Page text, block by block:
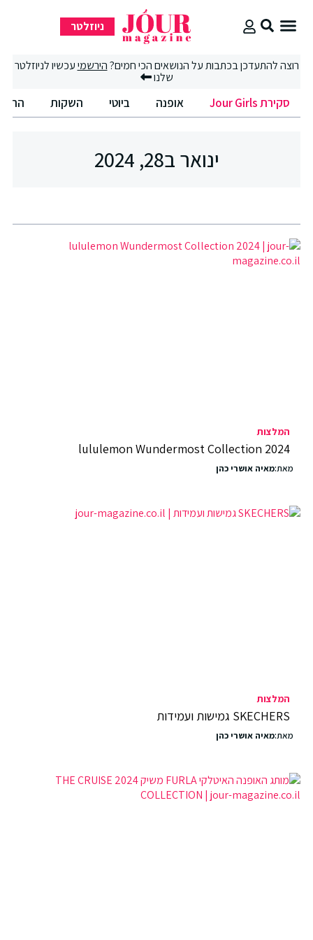
ניוזלטר
רוצה להתעדכן בכתבות על הנושאים הכי חמים?הירשמיעכשיו לניוזלטר
שלנו
סקירת Jour Girls אופנה ביוטי השקות
ינואר ב28, 2024
המלצות
lululemon Wundermost Collection 2024
מאת:מאיה אושרי כהן
המלצות
SKECHERS גמישות ועמידות
מאת:מאיה אושרי כהן